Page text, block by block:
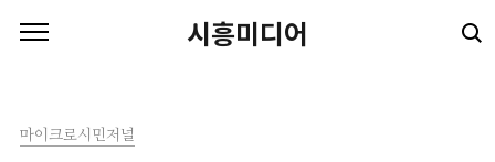
시흥미디어
마이크로시민저널